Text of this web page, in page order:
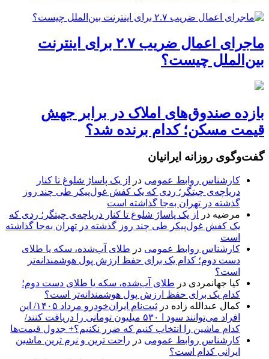
ماجرای اعمال ضریب ۲.۷ برای اینترنت
بین‌الملل چیست؟
بازده صندوق‌های املاک در برابر جهش
قیمت مسکن؛ کدام برنده شد؟
گفت‌وگوی روزانه ایرانیان
کارشناس روابط عمومی در
از یک پاساژ شلوغ تا کنار
دریاچه‌ی چیتگر؛ ردی که یک کفش غول‌پیکر طی چند روز
گذشته در تهران به‌جا گذاشته است
مرضیه در
از یک پاساژ شلوغ تا کنار دریاچه‌ی چیتگر؛ ردی که
یک کفش غول‌پیکر طی چند روز گذشته در تهران به‌جا گذاشته
است
کارشناس روابط عمومی در طلای آب‌شده، سکه یا طلای
دست دوم؛ کدام یک برای حفظ ارزش پول هوشمندانه‌تر
است؟
کیا جهانمردی در طلای آب‌شده، سکه یا طلای دست دوم؛
کدام یک برای حفظ ارزش پول هوشمندانه‌تر است؟
کمال عبدالله زاده در
ثبت‌نام ایران‌خودرو مرداد ۱۴۰۵/ این
افراد می‌توانند سود ا ۵۳۰ میلیون تومانی را دریافت کنند/
کدام ماشین را انتخاب کنیم که ضرر نکنیم؟+ جدول قیمت‌ها
کارشناس روابط عمومی در راحت ترین و نرم ترین ماشین
ایرانی کدام است؟